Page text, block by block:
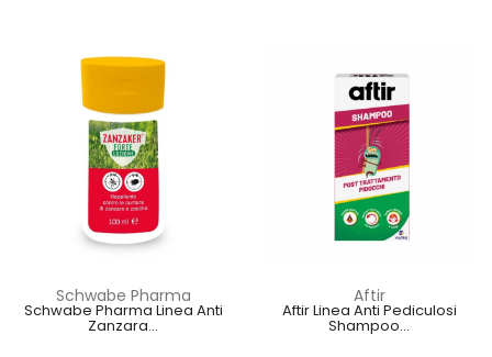
Schwabe Pharma
Schwabe Pharma Linea Anti
Zanzara...
Aftir
Aftir Linea Anti Pediculosi
Shampoo...